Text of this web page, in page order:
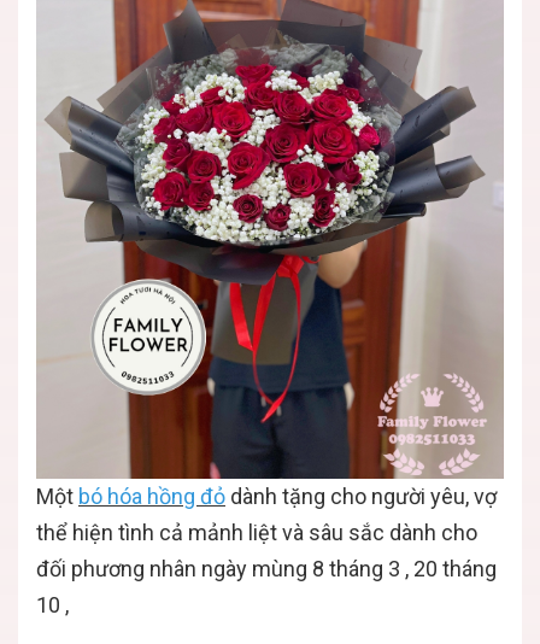
Một bó hóa hồng đỏ dành tặng cho người yêu, vợ
thể hiện tình cả mảnh liệt và sâu sắc dành cho
đối phương nhân ngày mùng 8 tháng 3 , 20 tháng
10 ,